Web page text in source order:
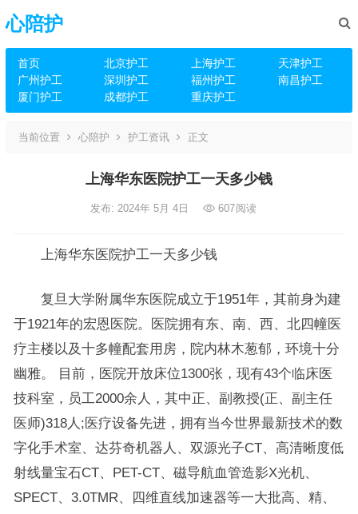
心陪护
首页 北京护工 上海护工
天津护工
广州护工
深圳护工 福州护工
南昌护工
厦门护工
成都护工 重庆护工
当前位置 心陪护 护工资讯 正文
上海华东医院护工一天多少钱
发布: 2024年 5月 4日 607阅读
上海华东医院护工一天多少钱
复旦大学附属华东医院成立于1951年，其前身为建
于1921年的宏恩医院。医院拥有东、南、西、北四幢医
疗主楼以及十多幢配套用房，院内林木葱郁，环境十分
幽雅。 目前，医院开放床位1300张，现有43个临床医
技科室，员工2000余人，其中正、副教授(正、副主任
医师)318人;医疗设备先进，拥有当今世界最新技术的数
字化手术室、达芬奇机器人、双源光子CT、高清晰度低
射线量宝石CT、PET-CT、磁导航血管造影X光机、
SPECT、3.0TMR、四维直线加速器等一大批高、精、